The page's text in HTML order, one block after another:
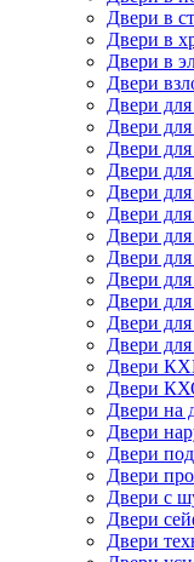
Двери в
Двери в
Двери в
Двери
Двери
Двери
Двери
Двери
Двери
Двери
Двери для
Двери для
Двери для
Двери
Двери для
Двери
Двери
Двери
Двери на
Двери
Двери
Двери
Двери с
Двери
Двери